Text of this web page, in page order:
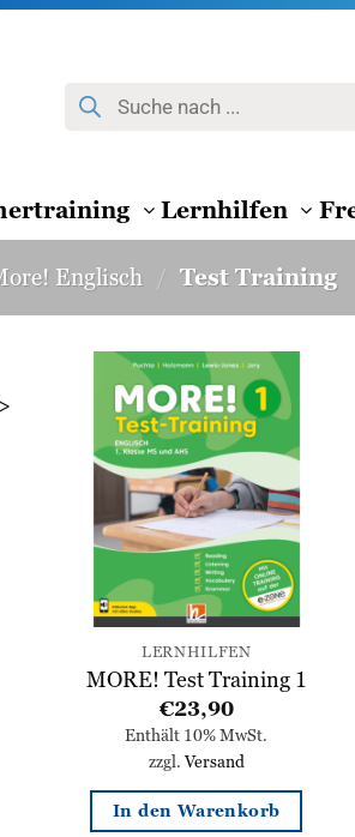
Products
search
Lernhilfen
Englisch / Test Training
Wunschliste
hinzufügen
LERNHILFEN
MORE! Test Training 1
€23,90
Enthält 10% MwSt.
zzgl.Versand
In den Warenkorb